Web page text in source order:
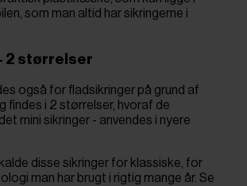
som man altid har sikringerne i
2 størrelser
også for fladsikringer på grund af
findes i 2 størrelser, hvoraf de
mini sikringer - anvendes i nyere
disse sikringer for klassiske, for
man har brugt i rigtig mange år. Se